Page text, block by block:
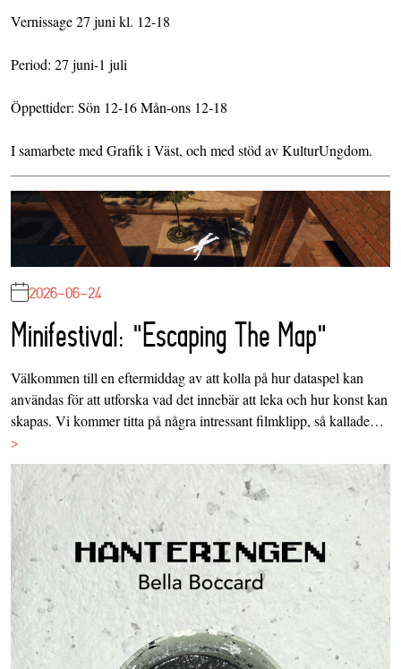
Vernissage 27 juni kl. 12-18
Period: 27 juni-1 juli
Öppettider: Sön 12-16 Mån-ons 12-18
I samarbete med Grafik i Väst, och med stöd av KulturUngdom.
2026-06-24
Minifestival: "Escaping The Map"
Välkommen till en eftermiddag av att kolla på hur dataspel kan
användas för att utforska vad det innebär att leka och hur konst kan
skapas. Vi kommer titta på några intressant filmklipp, så kallade…
>